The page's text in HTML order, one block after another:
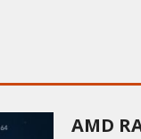
AMD